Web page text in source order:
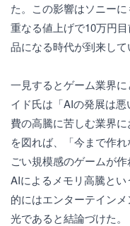
た。この影響はソニー
重なる値上げで10万円
品になる時代が到来して
一見するとゲーム業界
イド氏は「AIの発展は
費の高騰に苦しむ業界
を図れば、「今まで作
ごい規模感のゲームが
AIによるメモリ高騰と
的にはエンターテイン
光であると結論づけた。